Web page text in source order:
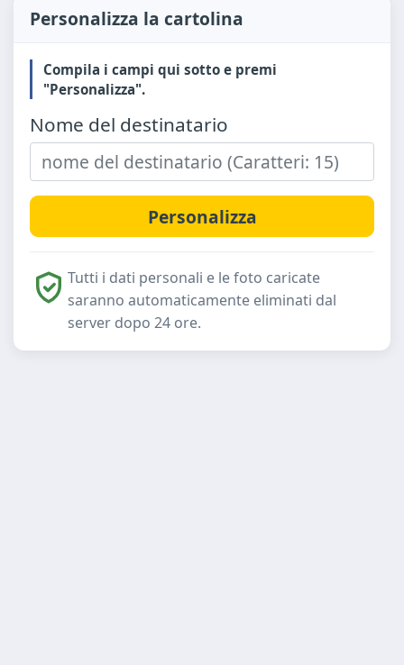
Personalizza la cartolina
Compila i campi qui sotto e premi
"Personalizza".
Nome del destinatario
Tutti i dati personali e le foto caricate
saranno automaticamente eliminati dal
server dopo 24 ore.